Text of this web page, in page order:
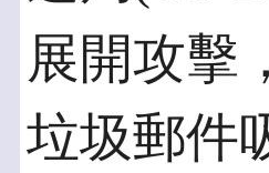
展開攻擊
垃圾郵件